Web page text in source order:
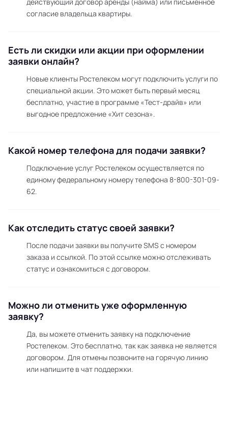
согласие владельца квартиры.
Есть ли скидки или акции при оформлении
заявки онлайн?
Новые клиенты Ростелеком могут подключить услуги по
специальной акции. Это может быть первый месяц
бесплатно, участие в программе «Тест-драйв» или
выгодное предложение «Хит сезона».
Какой номер телефона для подачи заявки?
Подключение услуг Ростелеком осуществляется по
единому федеральному номеру телефона 8-800-301-09-
62.
Как отследить статус своей заявки?
После подачи заявки вы получите SMS с номером
заказа и ссылкой. По этой ссылке можно отслеживать
статус и ознакомиться с договором.
Можно ли отменить уже оформленную
заявку?
Да, вы можете отменить заявку на подключение
Ростелеком. Это бесплатно, так как заявка не является
договором. Для отмены позвоните на горячую линию
или напишите в чат поддержки.